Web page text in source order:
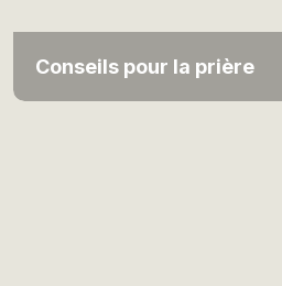
Conseils pour la prière